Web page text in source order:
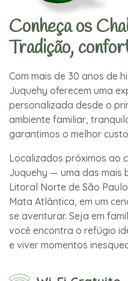
Conheça os
Tradição,
Com mais de 30 anos de
Juquehy oferecem uma
personalizada desde o
ambiente familiar,
garantimos o melhor
Localizados próximos ao
Juquehy — uma das mais
Litoral Norte de São
Mata Atlântica, em um
se aventurar. Seja em
você encontra o refúgio
e viver momentos